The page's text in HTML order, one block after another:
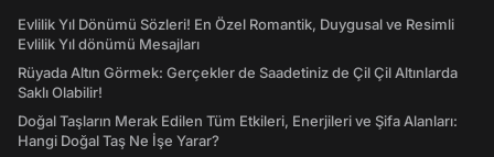
Evlilik Yıl Dönümü Sözleri! En Özel Romantik, Duygusal ve Resimli
Evlilik Yıl dönümü Mesajları
Rüyada Altın Görmek: Gerçekler de Saadetiniz de Çil Çil Altınlarda
Saklı Olabilir!
Doğal Taşların Merak Edilen Tüm Etkileri, Enerjileri ve Şifa Alanları:
Hangi Doğal Taş Ne İşe Yarar?